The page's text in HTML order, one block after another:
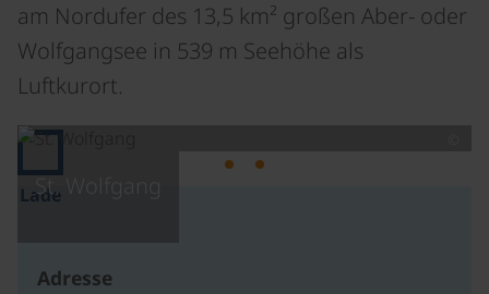
am Nordufer des 13,5 km² großen Aber- oder
Wolfgangsee in 539 m Seehöhe als
Luftkurort.
St. Wolfgang
Lade
Adresse